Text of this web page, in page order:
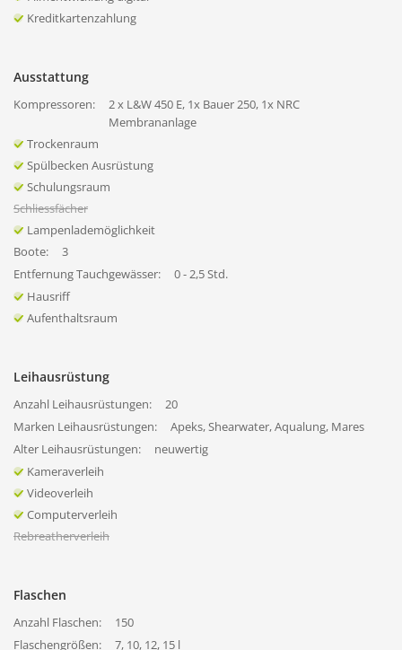
Kreditkartenzahlung
Ausstattung
Kompressoren:
2 x L&W 450 E, 1x Bauer 250, 1x NRC
Membrananlage
Trockenraum
Spülbecken Ausrüstung
Schulungsraum
Schliessfächer
Lampenlademöglichkeit
Boote:
3
Entfernung Tauchgewässer:
0 - 2,5 Std.
Hausriff
Aufenthaltsraum
Leihausrüstung
Anzahl Leihausrüstungen:
20
Marken Leihausrüstungen:
Apeks, Shearwater, Aqualung, Mares
Alter Leihausrüstungen:
neuwertig
Kameraverleih
Videoverleih
Computerverleih
Rebreatherverleih
Flaschen
Anzahl Flaschen:
150
Flaschengrößen:
7, 10, 12, 15 l